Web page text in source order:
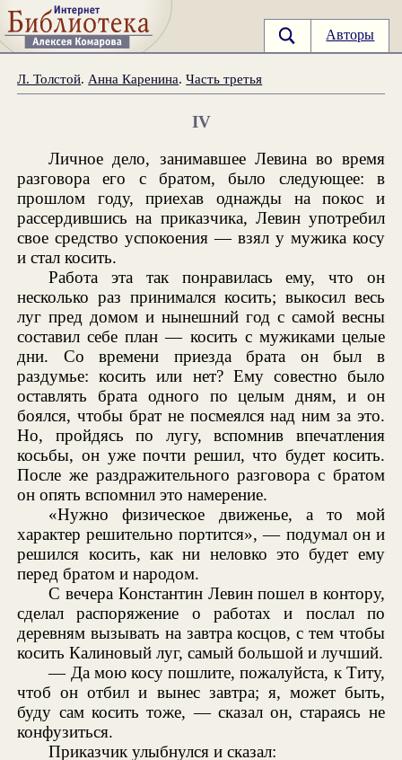
Авторы
Л. Толстой. Анна Каренина.Часть третья
IV
Личное дело, занимавшее Левина во время
разговора его с братом, было следующее: в
прошлом году, приехав однажды на покос и
рассердившись на приказчика, Левин употребил
свое средство успокоения — взял у мужика косу
и стал косить.
Работа эта так понравилась ему, что он
несколько раз принимался косить; выкосил весь
луг пред домом и нынешний год с самой весны
составил себе план — косить с мужиками целые
дни. Со времени приезда брата он был в
раздумье: косить или нет? Ему совестно было
оставлять брата одного по целым дням, и он
боялся, чтобы брат не посмеялся над ним за это.
Но, пройдясь по лугу, вспомнив впечатления
косьбы, он уже почти решил, что будет косить.
После же раздражительного разговора с братом
он опять вспомнил это намерение.
«Нужно физическое движенье, а то мой
характер решительно портится», — подумал он и
решился косить, как ни неловко это будет ему
перед братом и народом.
С вечера Константин Левин пошел в контору,
сделал распоряжение о работах и послал по
деревням вызывать на завтра косцов, с тем чтобы
косить Калиновый луг, самый большой и лучший.
— Да мою косу пошлите, пожалуйста, к Титу,
чтоб он отбил и вынес завтра; я, может быть,
буду сам косить тоже, — сказал он, стараясь не
конфузиться.
Приказчик улыбнулся и сказал: